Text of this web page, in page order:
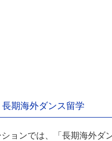
長期海外ダンス留学
ョンでは、「長期海外ダ